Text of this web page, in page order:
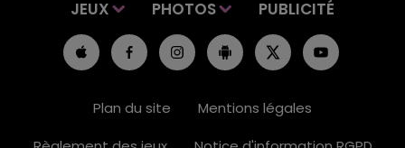
JEUX
PHOTOS PUBLICITÉ
Plan du site
Mentions légales